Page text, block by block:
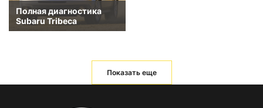
Полная диагностика
Subaru Tribeca
Показать еще